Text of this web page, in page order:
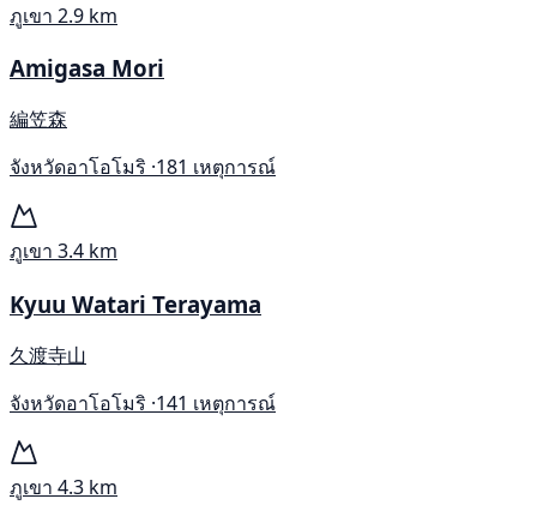
ภูเขา 2.9 km
Amigasa Mori
編笠森
จังหวัดอาโอโมริ ·181 เหตุการณ์
ภูเขา 3.4 km
Kyuu Watari Terayama
久渡寺山
จังหวัดอาโอโมริ ·141 เหตุการณ์
ภูเขา 4.3 km